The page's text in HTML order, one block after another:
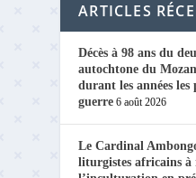
ARTICLES
Décès à 98 ans du
autochtone du
durant les années les
guerre 6 août 2026
Le Cardinal
liturgistes africains à